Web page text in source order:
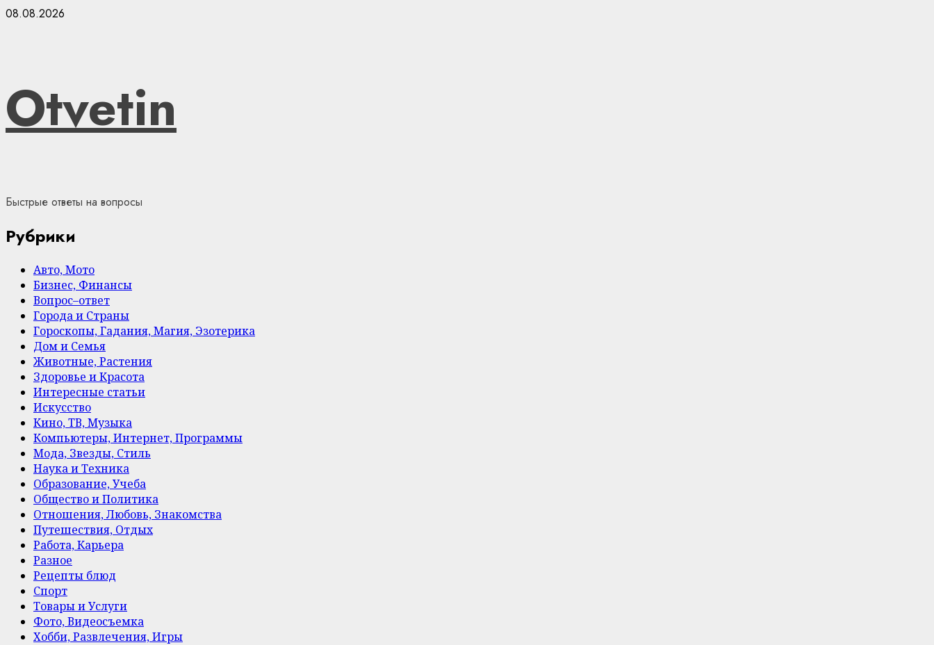
Skip
08.08.2026
Otvetin
Быстрые ответы на вопросы
Рубрики
Авто, Мото
Бизнес, Финансы
Вопрос–ответ
Города и Страны
Гороскопы, Гадания, Магия, Эзотерика
Дом и Семья
Животные, Растения
Здоровье и Красота
Интересные статьи
Искусство
Кино, ТВ, Музыка
Компьютеры, Интернет, Программы
Мода, Звезды, Стиль
Наука и Техника
Образование, Учеба
Общество и Политика
Отношения, Любовь, Знакомства
Путешествия, Отдых
Работа, Карьера
Разное
Рецепты блюд
Спорт
Товары и Услуги
Фото, Видеосъемка
Хобби, Развлечения, Игры